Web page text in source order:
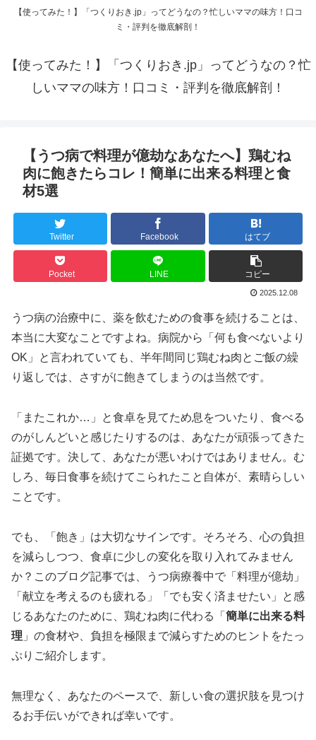
【使ってみた！】「つくりおき.jp」ってどうなの？忙しいママの味方！口コ
ミ・評判を徹底解剖！
【使ってみた！】「つくりおき.jp」ってどうなの？忙
しいママの味方！口コミ・評判を徹底解剖！
【うつ病で料理が億劫なあなたへ】鶏むね
肉に飽きたらコレ！簡単に出来る料理と食
材5選
Twitter Facebook はてブ
Pocket LINE コピー
2025.12.08
うつ病の治療中に、薬を飲むための食事を続けることは、
本当に大変なことですよね。病院から「何も食べないより
OK」と言われていても、半年間同じ鶏むね肉とご飯の繰
り返しでは、さすがに飽きてしまうのは当然です。
「またこれか…」と食卓を見てため息をついたり、食べる
のがしんどいと感じたりするのは、あなたが頑張ってきた
証拠です。決して、あなたが悪いわけではありません。む
しろ、毎日食事を続けてこられたこと自体が、素晴らしい
ことです。
でも、「飽き」は大切なサインです。そろそろ、心の負担
を減らしつつ、食卓に少しの変化を取り入れてみません
か？このブログ記事では、うつ病療養中で「料理が億劫」
「献立を考えるのも疲れる」「でも安く済ませたい」と感
じるあなたのために、鶏むね肉に代わる「 簡単に出来る料
理 」の食材や、負担を極限まで減らすためのヒントをたっ
ぷりご紹介します。
無理なく、あなたのペースで、新しい食の選択肢を見つけ
るお手伝いができれば幸いです。